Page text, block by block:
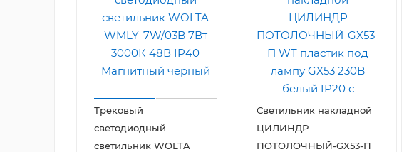
Трековый
светодиодный
светильник WOLTA
Светильник накладной
ЦИЛИНДР
ПОТОЛОЧНЫЙ-GX53-П